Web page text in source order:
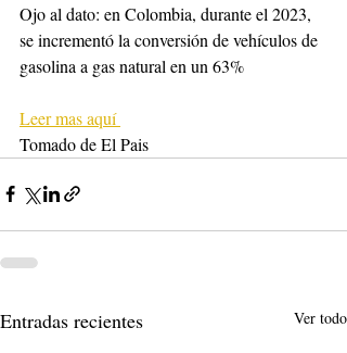
Ojo al dato: en Colombia, durante el 2023,
se incrementó la conversión de vehículos de
gasolina a gas natural en un 63%
Leer mas aquí
Tomado de El Pais
Entradas recientes Ver todo